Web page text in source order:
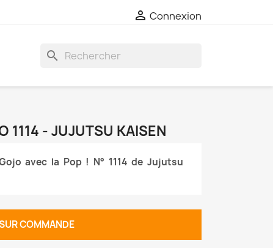
 Connexion
search
1114 - JUJUTSU KAISEN
avec la Pop ! N° 1114 de Jujutsu
COMMANDE